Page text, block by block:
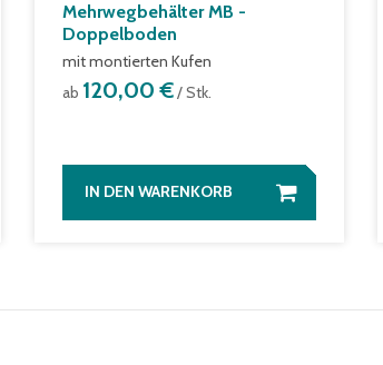
Mehrwegbehälter MB -
Doppelboden
mit montierten Kufen
ab 120,00 €/ Stk.
IN DEN WARENKORB